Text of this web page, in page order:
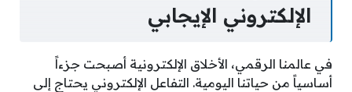
الإلكتروني الإيجابي
في عالمنا الرقمي، الأخلاق الإلكترونية أصبحت جزءاً
أساسياً من حياتنا اليومية. التفاعل الإلكتروني يحتاج إلى